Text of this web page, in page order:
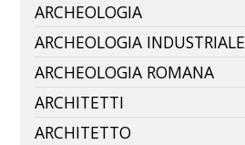
ARCHEOLOGIA
ARCHEOLOGIA INDUSTRIALE
ARCHEOLOGIA ROMANA
ARCHITETTI
ARCHITETTO